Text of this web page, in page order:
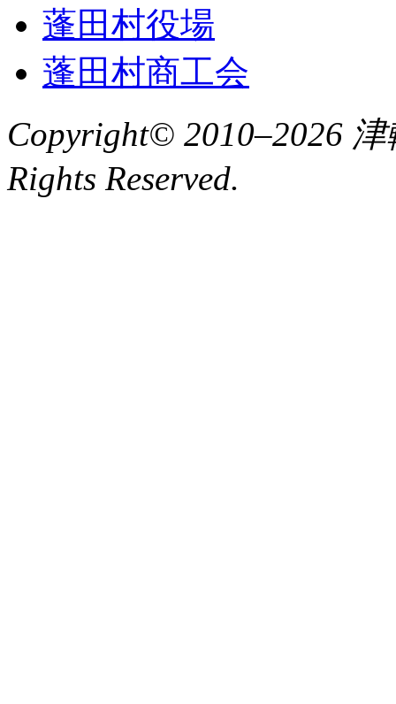
蓬田村役場
蓬田村商工会
Copyright© 2010–2026
Rights Reserved.